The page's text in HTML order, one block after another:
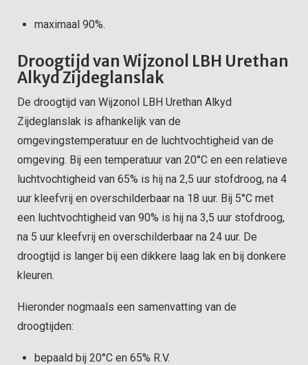
maximaal 90%.
Droogtijd van Wijzonol LBH Urethan
Alkyd Zijdeglanslak
De droogtijd van Wijzonol LBH Urethan Alkyd
Zijdeglanslak is afhankelijk van de
omgevingstemperatuur en de luchtvochtigheid van de
omgeving. Bij een temperatuur van 20°C en een relatieve
luchtvochtigheid van 65% is hij na 2,5 uur stofdroog, na 4
uur kleefvrij en overschilderbaar na 18 uur. Bij 5°C met
een luchtvochtigheid van 90% is hij na 3,5 uur stofdroog,
na 5 uur kleefvrij en overschilderbaar na 24 uur. De
droogtijd is langer bij een dikkere laag lak en bij donkere
kleuren.
Hieronder nogmaals een samenvatting van de
droogtijden:
bepaald bij 20°C en 65% R.V.